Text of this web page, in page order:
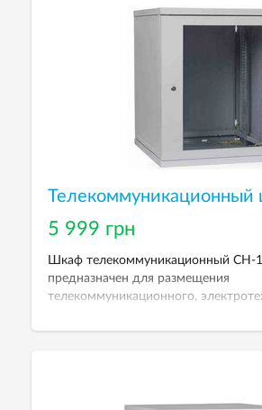
5 999 грн
Шкаф телекоммуникационный СН-
предназначен для размещения
телекоммуникационного,
12U. Степень защиты от пыли и